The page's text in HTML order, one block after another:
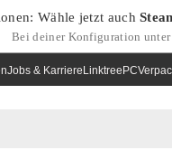
Wähle jetzt auch
Bei deiner Konfiguration unter
Jobs & KarriereLinktree